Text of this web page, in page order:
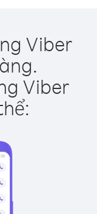
Viber
Viber